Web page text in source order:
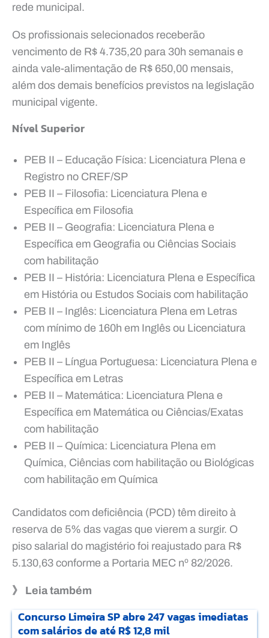
rede municipal.
Os profissionais selecionados receberão
vencimento de R$ 4.735,20 para 30h semanais e
ainda vale-alimentação de R$ 650,00 mensais,
além dos demais benefícios previstos na legislação
municipal vigente.
Nível Superior
PEB II – Educação Física: Licenciatura Plena e
Registro no CREF/SP
PEB II – Filosofia: Licenciatura Plena e
Específica em Filosofia
PEB II – Geografia: Licenciatura Plena e
Específica em Geografia ou Ciências Sociais
com habilitação
PEB II – História: Licenciatura Plena e Específica
em História ou Estudos Sociais com habilitação
PEB II – Inglês: Licenciatura Plena em Letras
com mínimo de 160h em Inglês ou Licenciatura
em Inglês
PEB II – Língua Portuguesa: Licenciatura Plena e
Específica em Letras
PEB II – Matemática: Licenciatura Plena e
Específica em Matemática ou Ciências/Exatas
com habilitação
PEB II – Química: Licenciatura Plena em
Química, Ciências com habilitação ou Biológicas
com habilitação em Química
Candidatos com deficiência (PCD) têm direito à
reserva de 5% das vagas que vierem a surgir. O
piso salarial do magistério foi reajustado para R$
5.130,63 conforme a Portaria MEC nº 82/2026.
》 Leia também
Concurso Limeira SP abre 247 vagas imediatas
com salários de até R$ 12,8 mil